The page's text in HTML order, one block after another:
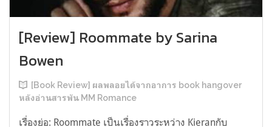
[Review] Roommate by Sarina
Bowen
[Book Review] ผลพลอยได้จากอาการ book hangover
หลังอ่านสารพัน MM Romance
เรื่องย่อ: Roommate เป็นเรื่องราวระหว่าง Kieranกับ